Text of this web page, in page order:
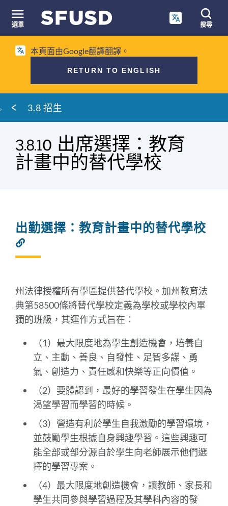
選單 搜尋
尋
本頁面由Google翻譯翻譯。
RETURN TO ENGLISH
3.8 招生
3.8.10 出席選擇：教育
計畫中的替代學校
出勤選擇：教育計畫中的替代學校
結
部
分
州法律授權所有學區提供替代學校。加州教育法
典第58500條將替代學校定義為學校或學校內單
獨的班級，其運作方式旨在：
（1）最大限度地為學生創造機會，培養自
立、主動、善良、自發性、足智多謀、勇
氣、創造力、責任感和快樂等正向價值。
（2）要體認到，最好的學習發生在學生因為
渴望學習而學習的時候。
（3）營造有利於學生自我激勵的學習環境，
並鼓勵學生根據自身興趣學習。這些興趣可
能全部或部分源自於學生向老師展示他們選
擇的學習專案。
（4）最大限度地創造機會，讓教師、家長和
學生共同參與學習過程及其學科內容的發